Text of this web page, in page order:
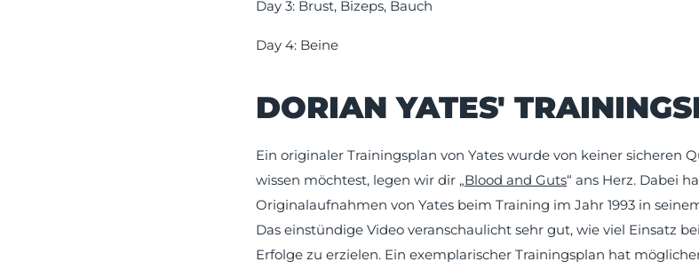
Day 3: Brust, Bizeps, Bauch
Day 4: Beine
DORIAN YATES'
Ein originaler Trainingsplan von Yates wurde von keiner sicheren
wissen möchtest, legen wir dir „Blood and Guts“ ans Herz. Dabei
Originalaufnahmen von Yates beim Training im Jahr 1993 in
Das einstündige Video veranschaulicht sehr gut, wie viel Einsatz
Erfolge zu erzielen. Ein exemplarischer Trainingsplan hat